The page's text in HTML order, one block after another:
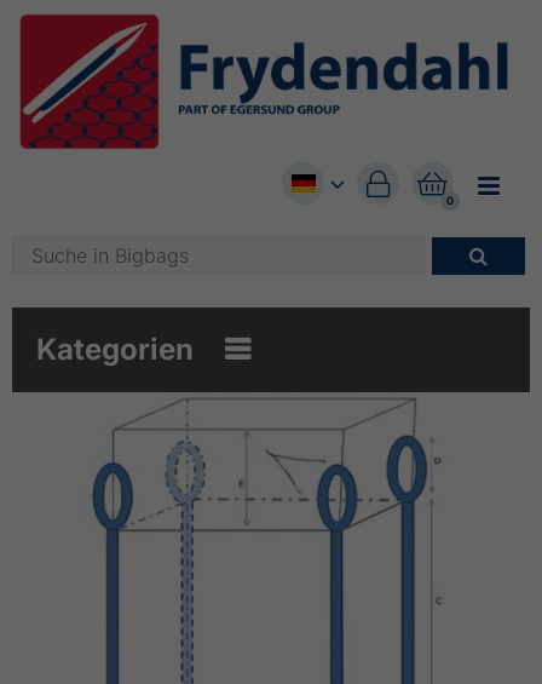


0

Kategorien 